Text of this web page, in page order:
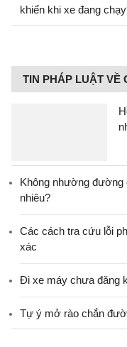
khiển khi xe đang
TIN PHÁP LUẬT VỀ
Không nhường đường
nhiêu?
Các cách tra cứu lỗi
xác
Đi xe máy chưa đăng
Tự ý mở rào chắn